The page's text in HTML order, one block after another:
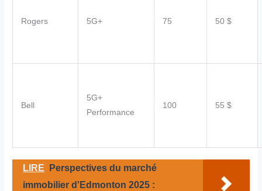
Rogers 5G+ 75 50 $
Bell
5G+
Performance
100 55 $
LIRE
Perspectives du marché
immobilier d'Edmonton 2025 :